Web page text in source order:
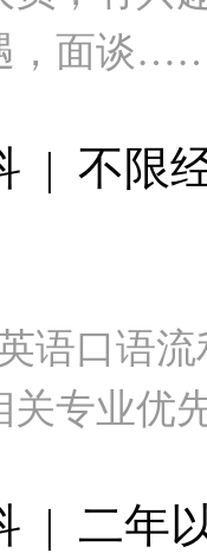
，面谈
| 不限
语口语
关专业
| 二年